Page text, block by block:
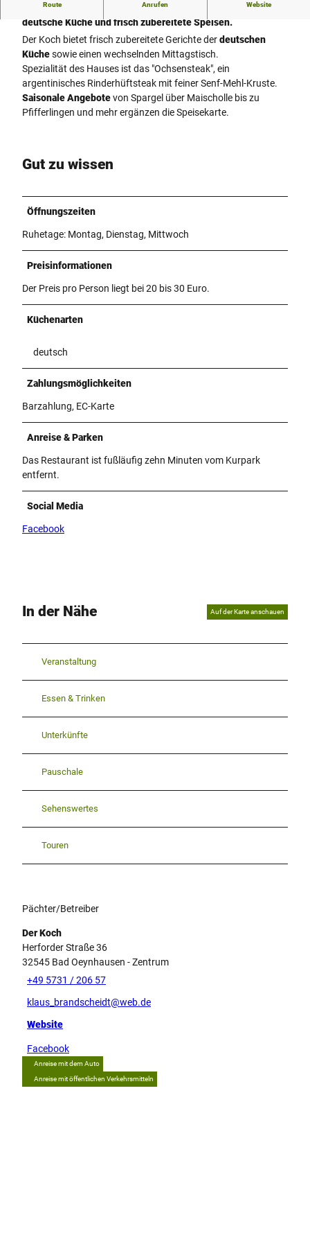
Route Anrufen Website
Gerstensaft und Gaumenschmaus - hier genießt man gute
deutsche Küche und frisch zubereitete Speisen.
Der Koch bietet frisch zubereitete Gerichte derdeutschen
Küchesowie einen wechselnden Mittagstisch.
Spezialität des Hauses ist das "Ochsensteak", ein
argentinisches Rinderhüftsteak mit feiner Senf-Mehl-Kruste.
Saisonale Angebotevon Spargel über Maischolle bis zu
Pfifferlingen und mehr ergänzen die Speisekarte.
Gut zu wissen
Öffnungszeiten
Ruhetage: Montag, Dienstag, Mittwoch
Preisinformationen
Der Preis pro Person liegt bei 20 bis 30 Euro.
Küchenarten
deutsch
Zahlungsmöglichkeiten
Barzahlung, EC-Karte
Anreise & Parken
Das Restaurant ist fußläufig zehn Minuten vom Kurpark
entfernt.
Social Media
Facebook
In der Nähe Auf der Karte anschauen
Veranstaltung
Essen & Trinken
Unterkünfte
Pauschale
Sehenswertes
Touren
Pächter/Betreiber
Der Koch
Herforder Straße 36
32545 Bad Oeynhausen - Zentrum
+49 5731 / 206 57
klaus_brandscheidt@web.de
Website
Facebook
Anreise mit dem Auto
Anreise mit öffentlichen Verkehrsmitteln